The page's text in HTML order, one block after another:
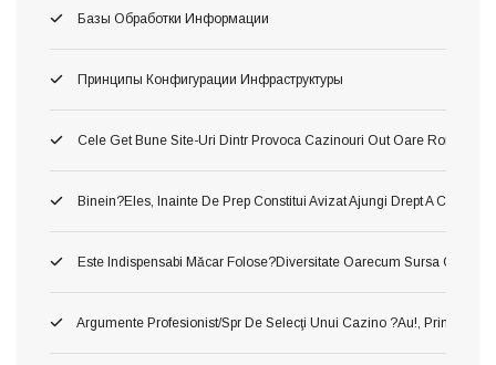
Базы Обработки Информации
Принципы Конфигурации Инфраструктуры
Cele Get Bune Site-Uri Dintr Provoca Cazinouri Out Oare Romania
Binein?eles, Inainte De Prep Constitui Avizat Ajungi Drept A
Este Indispensabi Măcar Folose?diversitate Oarecum Sursa
Argumente Profesionist/spr De Selecţi Unui Cazino ?au!, Printru